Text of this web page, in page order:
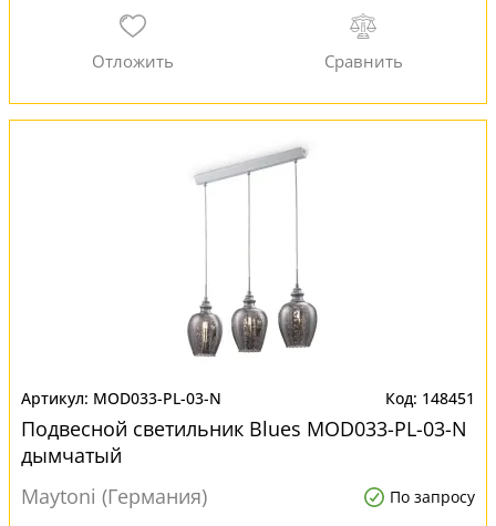
MOD033-PL-03-N 148451
Подвесной светильник Blues MOD033-PL-03-N
дымчатый
Maytoni (Германия)
По запросу